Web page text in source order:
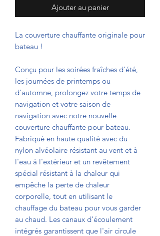
Ajouter au panier
La couverture chauffante originale pour
bateau !
Conçu pour les soirées fraîches d'été,
les journées de printemps ou
d'automne, prolongez votre temps de
navigation et votre saison de
navigation avec notre nouvelle
couverture chauffante pour bateau.
Fabriqué en haute qualité avec du
nylon alvéolaire résistant au vent et à
l'eau à l'extérieur et un revêtement
spécial résistant à la chaleur qui
empêche la perte de chaleur
corporelle, tout en utilisant le
chauffage du bateau pour vous garder
au chaud. Les canaux d'écoulement
intégrés garantissent que l'air circule